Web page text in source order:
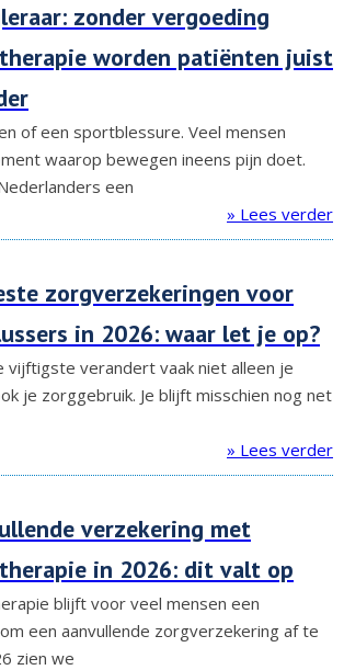
zonder vergoeding
worden patiënten juist
of een sportblessure. Veel mensen
waarop bewegen ineens pijn doet.
een
» Lees verder
zorgverzekeringen voor
in 2026: waar let je op?
vijftigste verandert vaak niet alleen je
je zorggebruik. Je blijft misschien nog net
» Lees verder
verzekering met
in 2026: dit valt op
blijft voor veel mensen een
een aanvullende zorgverzekering af te
zien we